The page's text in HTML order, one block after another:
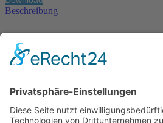
Beschreibung
Die G.A. KIESEL GmbH ist ein
Wir sind spezialisiert auf
Impellerpumpen für die Industrie- und
Molchsysteme.